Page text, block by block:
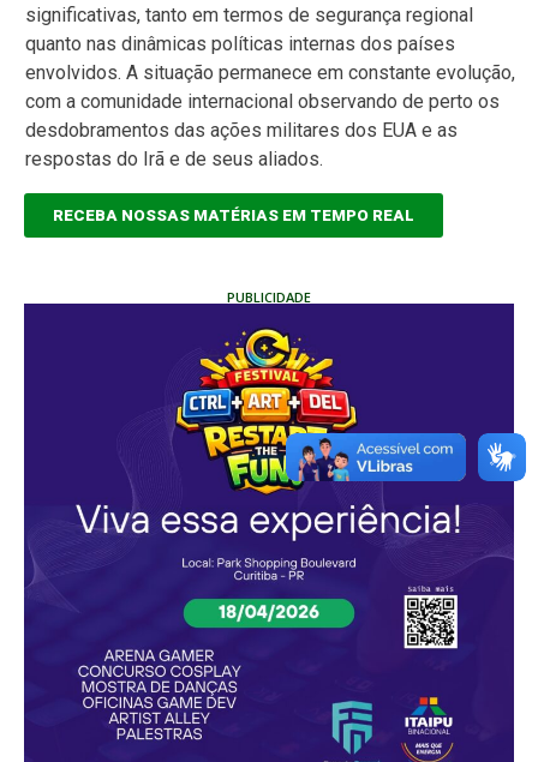
significativas, tanto em termos de segurança regional
quanto nas dinâmicas políticas internas dos países
envolvidos. A situação permanece em constante evolução,
com a comunidade internacional observando de perto os
desdobramentos das ações militares dos EUA e as
respostas do Irã e de seus aliados.
RECEBA NOSSAS MATÉRIAS EM TEMPO REAL
PUBLICIDADE